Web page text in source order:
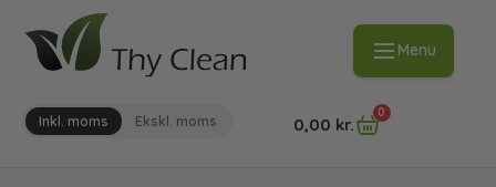
Menu
Inkl. moms Ekskl. moms 0,00 kr.
0